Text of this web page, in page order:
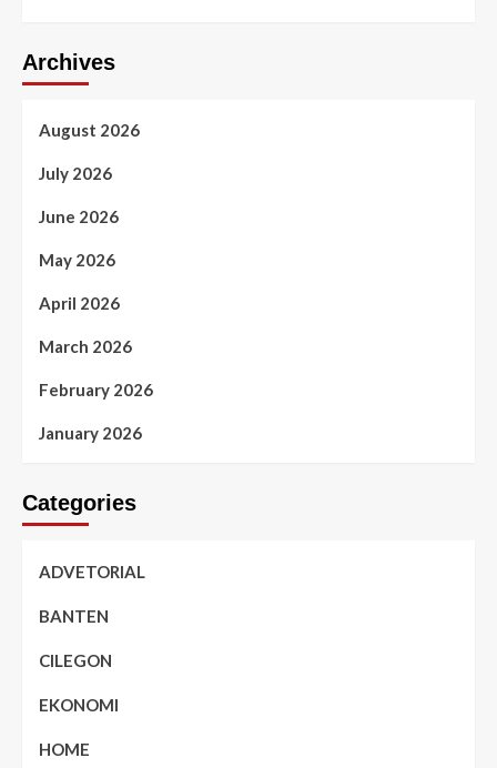
Archives
August 2026
July 2026
June 2026
May 2026
April 2026
March 2026
February 2026
January 2026
Categories
ADVETORIAL
BANTEN
CILEGON
EKONOMI
HOME